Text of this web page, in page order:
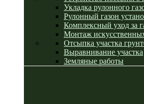
Укладка рулонного
Рулонный газон
Комплексный уход за
Монтаж
Отсыпка участка
Выравнивание участка
Земляные работы